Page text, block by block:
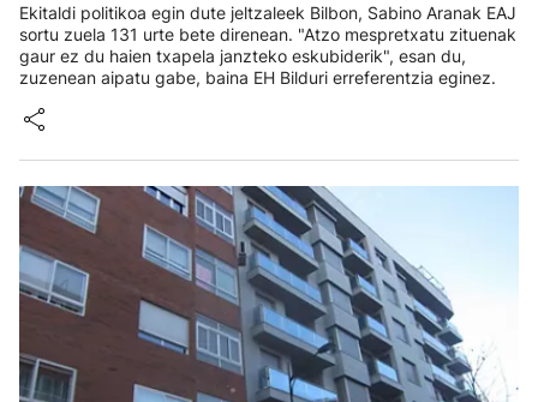
Ekitaldi politikoa egin dute jeltzaleek Bilbon, Sabino Aranak EAJ
sortu zuela 131 urte bete direnean. "Atzo mespretxatu zituenak
gaur ez du haien txapela janzteko eskubiderik", esan du,
zuzenean aipatu gabe, baina EH Bilduri erreferentzia eginez.